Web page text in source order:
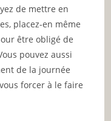
de mettre en
placez-en même
être obligé de
pouvez aussi
de la journée
forcer à le faire